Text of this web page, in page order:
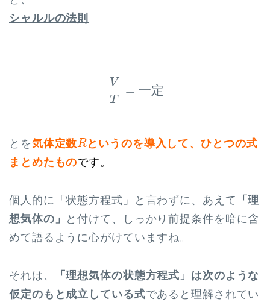
シャルルの法則
V
T
= 一定
VT
とを気体定数R
Rというのを導入して、ひとつの式
まとめたものです。
個人的に「状態方程式」と言わずに、あえて
「理
想気体の」
と付けて、しっかり前提条件を暗に含
めて語るように心がけていますね。
それは、
「理想気体の状態方程式」は次のような
仮定のもと成立している式であると理解されてい